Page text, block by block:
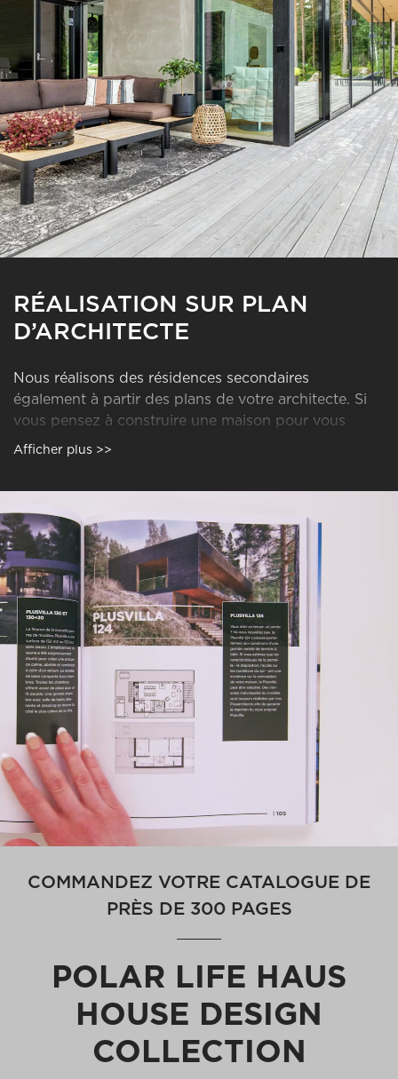
RÉALISATION SUR PLAN
D’ARCHITECTE
Nous réalisons des résidences secondaires
également à partir des plans de votre architecte. Si
vous pensez à construire une maison pour vous
même ou destinée à la location, prenez contact avec
Afficher plus >>
COMMANDEZ VOTRE CATALOGUE DE
PRÈS DE 300 PAGES
POLAR LIFE HAUS
HOUSE DESIGN
COLLECTION